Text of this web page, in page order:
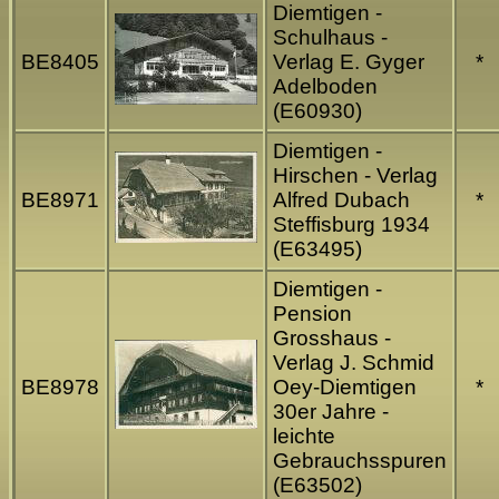
BE8405
Diemtigen -
Schulhaus -
Verlag E. Gyger
Adelboden
(E60930)
*
BE8971
Diemtigen -
Hirschen - Verlag
Alfred Dubach
Steffisburg 1934
(E63495)
*
BE8978
Diemtigen -
Pension
Grosshaus -
Verlag J. Schmid
Oey-Diemtigen
30er Jahre -
leichte
Gebrauchsspuren
(E63502)
*